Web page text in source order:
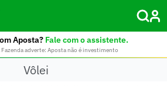
Aposta? Fale com o assistente.
adverte: Aposta não é investimento
Vôlei